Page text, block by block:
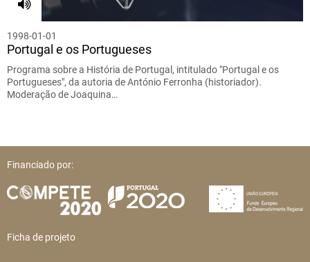
1998-01-01
Portugal e os Portugueses
Programa sobre a História de Portugal, intitulado "Portugal e os
Portugueses", da autoria de António Ferronha (historiador).
Moderação de Joaquina…
Financiado por:
Ficha de projeto